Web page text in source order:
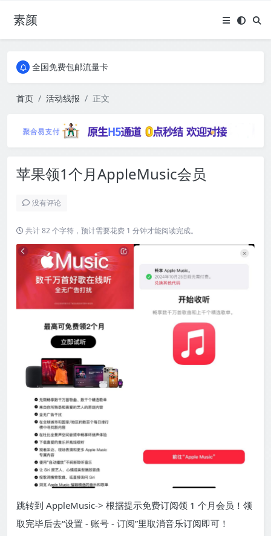
素颜
全国免费包邮流量卡
全国免费包邮流量卡
首页
活动线报 正文
苹果领1个月AppleMusic会员
没有评论
共计 82 个字符，预计需要花费 1 分钟才能阅读完成。
跳转到 AppleMusic-> 根据提示免费订阅领 1 个月会员！领
取完毕后去“设置 - 账号 - 订阅”里取消音乐订阅即可！